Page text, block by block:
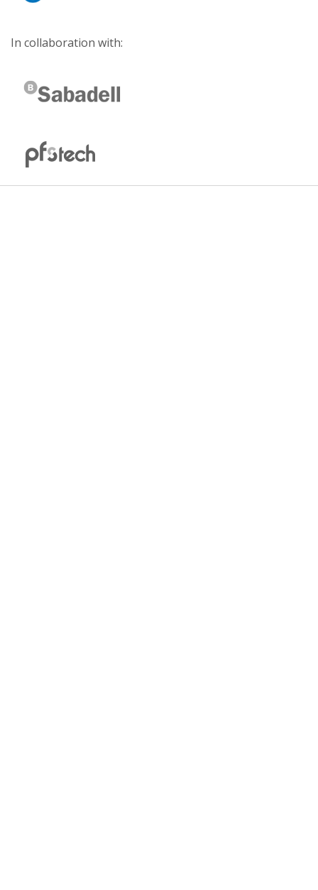
In collaboration with: